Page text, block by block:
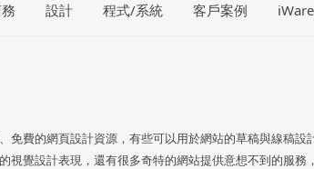
設計 程式/系統 客戶案例
免費的網頁設計資源，有些可以用於網站的草稿與線稿設
視覺設計表現，還有很多奇特的網站提供意想不到的服務